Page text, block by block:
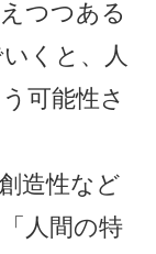
つつある
くと、人
可能性さ
造性など
人間の特